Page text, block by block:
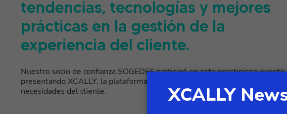
tendencias, tecnologías y mejores
prácticas en la gestión de la
experiencia del cliente.
Nuestro socio de confianza SOGEDES participó en este prestigioso evento,
presentando XCALLY, la plataforma omnicanal diseñada en torno a las
necesidades del cliente.